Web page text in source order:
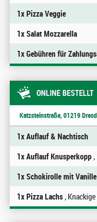
1x Pizza Veggie
1x Salat Mozzarella
1x Gebühren für
ONLINE BESTELLT
Katzsteinstraße, 01219
1x Auflauf & Nachtisch
1x Auflauf Knusperkopp,
1x Schokirolle mit
1x Pizza Lachs,